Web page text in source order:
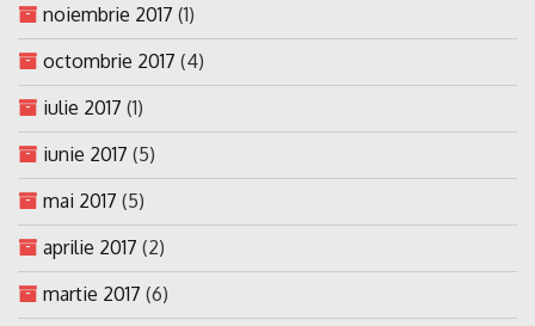
noiembrie 2017 (1)
octombrie 2017 (4)
iulie 2017 (1)
iunie 2017 (5)
mai 2017 (5)
aprilie 2017 (2)
martie 2017 (6)